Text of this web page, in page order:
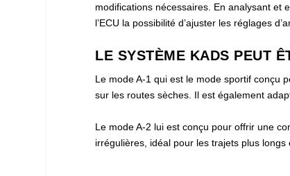
modifications nécessaires. En analysant et
l’ECU la possibilité d’ajuster les réglages
LE SYSTÈME KADS PEUT
Le mode A-1 qui est le mode sportif conçu
sur les routes sèches. Il est également
Le mode A-2 lui est conçu pour offrir une
irrégulières, idéal pour les trajets plus longs